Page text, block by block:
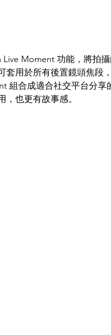
Moment 功能，將拍
套用於所有後置鏡頭焦段
組合成適合社交平台分享
也更有故事感。